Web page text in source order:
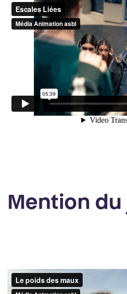
Mention du